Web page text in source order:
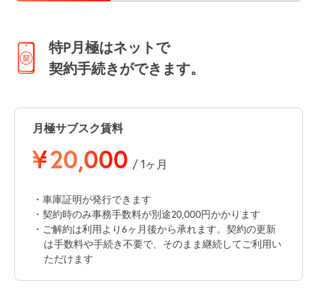
特P月極はネットで
契約手続きができます。
月極サブスク賃料
¥20,000 / 1ヶ月
・車庫証明が発行できます
・契約時のみ事務手数料が別途20,000円かかります
・ご解約は利用より6ヶ月後から承れます。契約の更新
は手数料や手続き不要で、そのまま継続してご利用い
ただけます